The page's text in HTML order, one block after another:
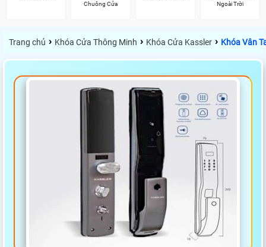
Chuông Cửa
Ngoài Trời
Trang chủ › Khóa Cửa Thông Minh › Khóa Cửa Kassler › Khóa Vân